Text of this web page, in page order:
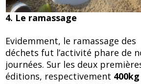
4. Le ramassage
Evidemment, le ramassage des
déchets fut l’activité phare de
journées. Sur les deux
éditions, respectivement 400kg